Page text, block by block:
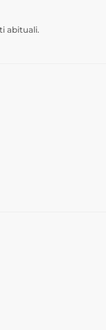
abituali.